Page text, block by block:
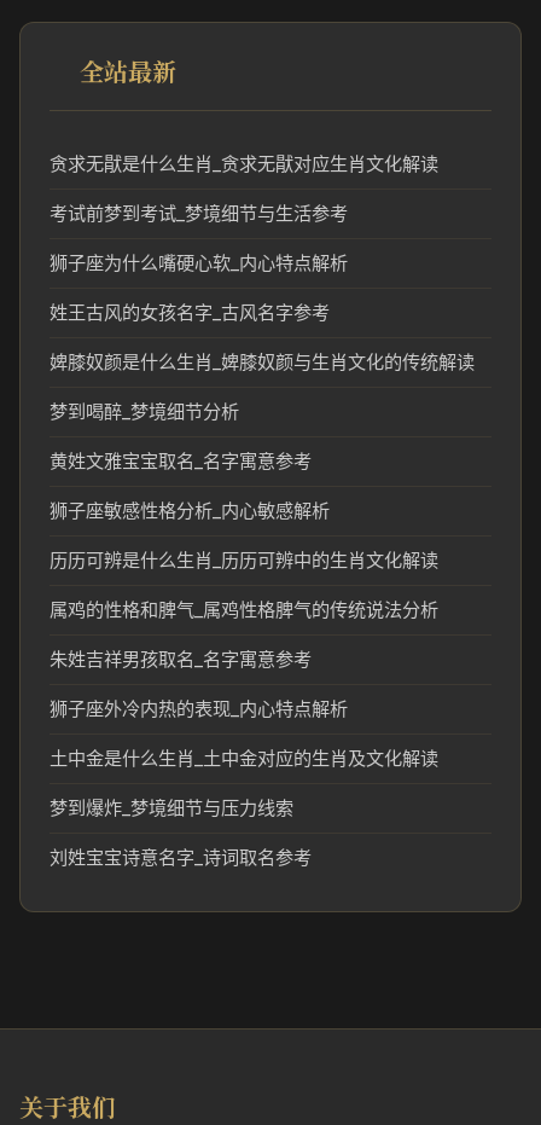
全站最新
贪求无猒是什么生肖_贪求无猒对应生肖文化解读
考试前梦到考试_梦境细节与生活参考
狮子座为什么嘴硬心软_内心特点解析
姓王古风的女孩名字_古风名字参考
婢膝奴颜是什么生肖_婢膝奴颜与生肖文化的传统解读
梦到喝醉_梦境细节分析
黄姓文雅宝宝取名_名字寓意参考
狮子座敏感性格分析_内心敏感解析
历历可辨是什么生肖_历历可辨中的生肖文化解读
属鸡的性格和脾气_属鸡性格脾气的传统说法分析
朱姓吉祥男孩取名_名字寓意参考
狮子座外冷内热的表现_内心特点解析
土中金是什么生肖_土中金对应的生肖及文化解读
梦到爆炸_梦境细节与压力线索
刘姓宝宝诗意名字_诗词取名参考
关于我们